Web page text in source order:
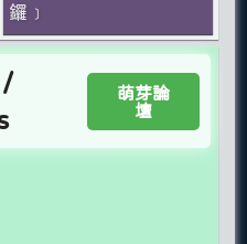
鑼﹞
/
萌芽論
壇